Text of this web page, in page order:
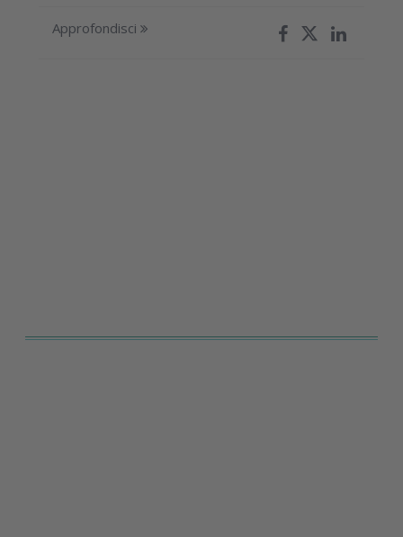
Approfondisci